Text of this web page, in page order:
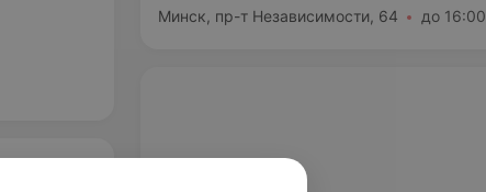
Минск, пр-т Независимости, 64 до 16:00